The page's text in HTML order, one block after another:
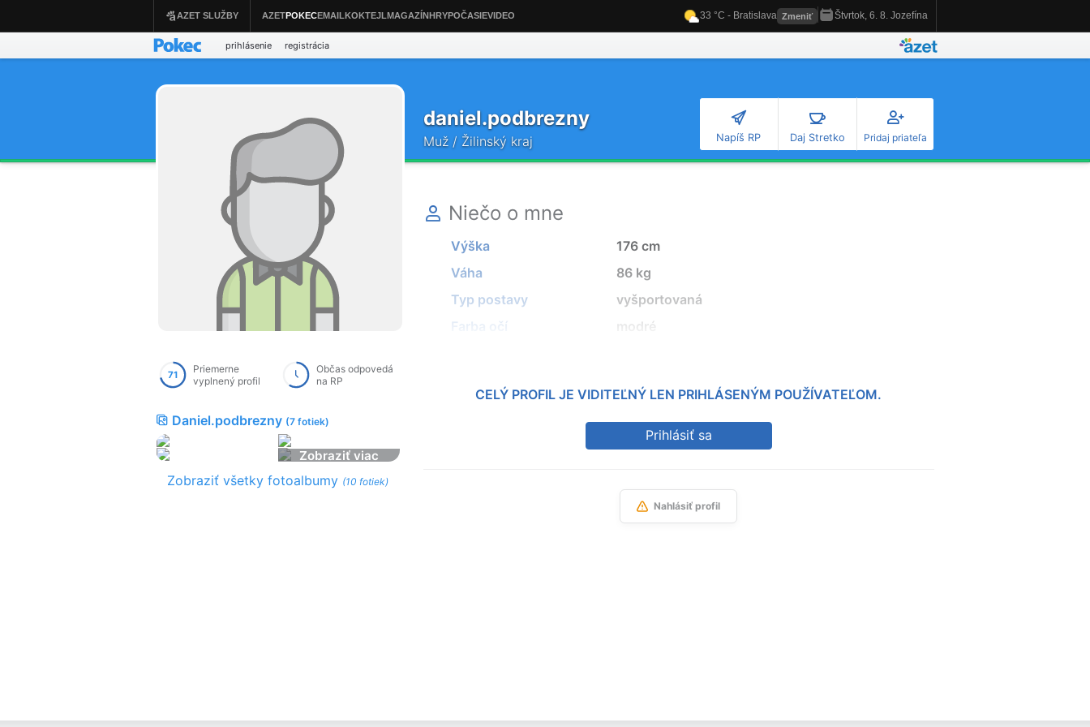
daniel.podbrezny
Muž / Žilinský kraj Napíš RP Daj Stretko Pridaj priateľa
71
Priemerne
vyplnený profil
Občas odpovedá
na RP
Daniel.podbrezny (7 fotiek)
Zobraziť viac
Zobraziť všetky fotoalbumy (10 fotiek)
Niečo o mne
Výška
176 cm
Váha
86 kg
Typ postavy
vyšportovaná
Farba očí
modré
CELÝ PROFIL JE VIDITEĽNÝ LEN PRIHLÁSENÝM POUŽÍVATEĽOM.
Prihlásiť sa
Nahlásiť profil
prihlásenie registrácia